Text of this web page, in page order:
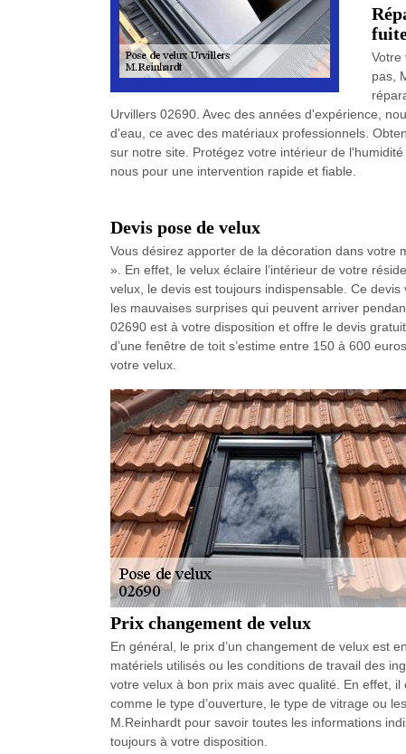
Votre
pas,
Urvillers 02690. Avec des années d'expérience,
d'eau, ce avec des matériaux professionnels.
sur notre site. Protégez votre intérieur de
nous pour une intervention rapide et fiable.
Devis pose de velux
Vous désirez apporter de la décoration dans votre
». En effet, le velux éclaire l’intérieur de votre
velux, le devis est toujours indispensable. Ce
les mauvaises surprises qui peuvent arriver
02690 est à votre disposition et offre le devis
d’une fenêtre de toit s’estime entre 150 à 600
votre velux.
Prix changement de velux
En général, le prix d’un changement de velux est
matériels utilisés ou les conditions de travail des
votre velux à bon prix mais avec qualité. En effet,
comme le type d’ouverture, le type de vitrage ou
M.Reinhardt pour savoir toutes les informations
toujours à votre disposition.